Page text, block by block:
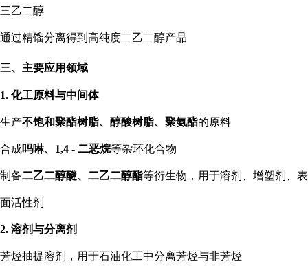
三乙二醇
通过精馏分离得到高纯度二乙二醇产品
三、主要应用领域
1. 化工原料与中间体
生产不饱和聚酯树脂、醇酸树脂、聚氨酯的原料
合成吗啉、1,4 - 二恶烷等杂环化合物
制备二乙二醇醚、二乙二醇酯等衍生物，用于溶剂、增塑剂、表
面活性剂
2. 溶剂与分离剂
芳烃抽提溶剂，用于石油化工中分离芳烃与非芳烃